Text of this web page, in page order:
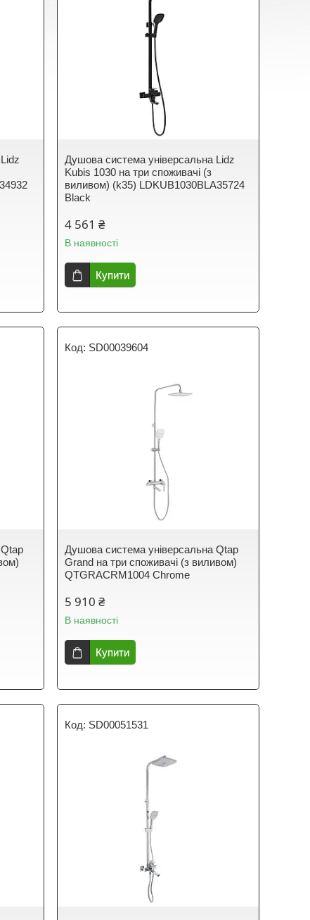
Душова система універсальна Lidz
Kubis 1030 на три споживачі (з
виливом) (k35) LDKUB1030BLA35724
Black
4 561 ₴
В наявності
Купити
SD00039604
Душова система універсальна Qtap
Grand на три споживачі (з виливом)
QTGRACRM1004 Chrome
5 910 ₴
В наявності
Купити
SD00051531